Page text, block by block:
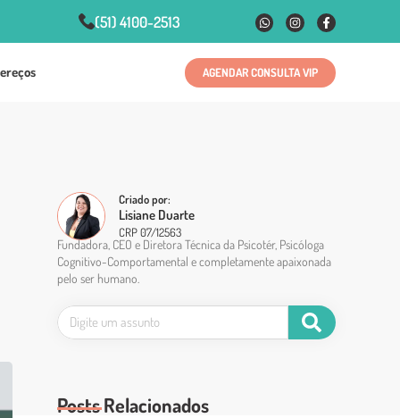
(51) 4100-2513
AGENDAR CONSULTA VIP
Criado por:
Lisiane Duarte
CRP 07/12563
Fundadora, CEO e Diretora Técnica da Psicotér, Psicóloga
Cognitivo-Comportamental e completamente apaixonada
pelo ser humano.
Posts Relacionados